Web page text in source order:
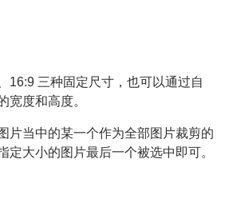
16:9 三种固定尺寸，也可以通过自
宽度和高度。
片当中的某一个作为全部图片裁剪的
定大小的图片最后一个被选中即可。